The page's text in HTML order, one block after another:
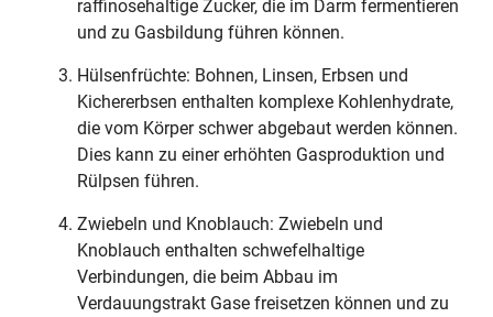
raffinosehaltige Zucker, die im Darm fermentieren
und zu Gasbildung führen können.
Hülsenfrüchte: Bohnen, Linsen, Erbsen und
Kichererbsen enthalten komplexe Kohlenhydrate,
die vom Körper schwer abgebaut werden können.
Dies kann zu einer erhöhten Gasproduktion und
Rülpsen führen.
Zwiebeln und Knoblauch: Zwiebeln und
Knoblauch enthalten schwefelhaltige
Verbindungen, die beim Abbau im
Verdauungstrakt Gase freisetzen können und zu